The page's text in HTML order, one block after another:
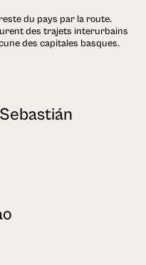
du pays par la route.
des trajets interurbains
des capitales basques.